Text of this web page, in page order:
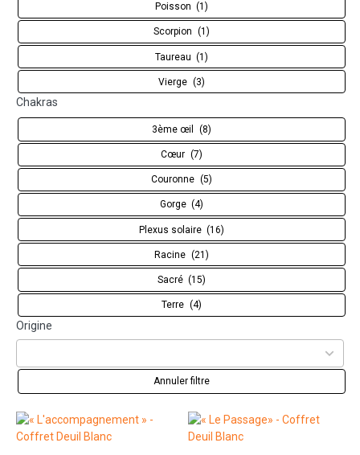
Poisson (1)
Scorpion (1)
Taureau (1)
Vierge (3)
Chakras
3ème œil (8)
Cœur (7)
Couronne (5)
Gorge (4)
Plexus solaire (16)
Racine (21)
Sacré (15)
Terre (4)
Origine
11
results
Annuler filtre